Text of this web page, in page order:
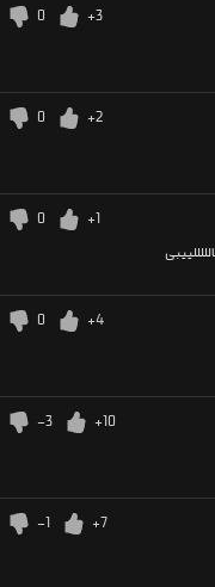
+3
0
+2
0
+1
0
+4
0
+10
-3
+7
-1